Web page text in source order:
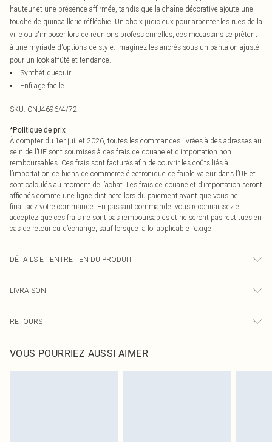
hauteur et une présence affirmée, tandis que la chaîne décorative ajoute une
touche de quincaillerie réfléchie. Un choix judicieux pour arpenter les rues de la
ville ou s'imposer lors de réunions professionnelles, ces mocassins se prêtent
à une myriade d'options de style. Imaginez-les ancrés sous un pantalon ajusté
pour un look affûté et tendance.
Synthétiquecuir
Enfilage facile
SKU: CNJ4696/4/72
*Politique de prix
À compter du 1er juillet 2026, toutes les commandes livrées à des adresses au
sein de l’UE sont soumises à des frais de douane et d’importation non
remboursables. Ces frais sont facturés afin de couvrir les coûts liés à
l’importation de biens de commerce électronique de faible valeur dans l’UE et
sont calculés au moment de l’achat. Les frais de douane et d’importation seront
affichés comme une ligne distincte lors du paiement avant que vous ne
finalisiez votre commande. En passant commande, vous reconnaissez et
acceptez que ces frais ne sont pas remboursables et ne seront pas restitués en
cas de retour ou d’échange, sauf lorsque la loi applicable l’exige.
DÉTAILS ET ENTRETIEN DU PRODUIT
utilisé, la couleur peut déteindre.
LIVRAISON
Livraison express France
Jusqu'à 2-3 jours ouvrables
RETOURS
pour nous retourner un article.
Veuillez noter que nous ne pouvons pas rembourser les masques tendance, les
VOUS POURRIEZ AUSSI AIMER